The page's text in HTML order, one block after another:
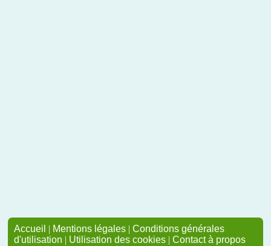
Accueil | Mentions légales | Conditions générales
d'utilisation | Utilisation des cookies | Contact à propos